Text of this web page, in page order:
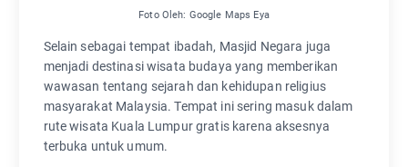
Foto Oleh: Google Maps Eya
Selain sebagai tempat ibadah, Masjid Negara juga
menjadi destinasi wisata budaya yang memberikan
wawasan tentang sejarah dan kehidupan religius
masyarakat Malaysia. Tempat ini sering masuk dalam
rute wisata Kuala Lumpur gratis karena aksesnya
terbuka untuk umum.